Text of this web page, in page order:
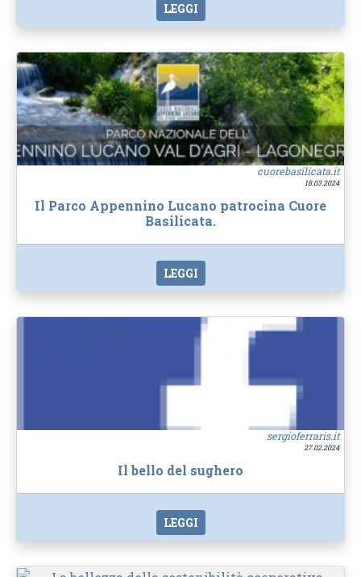
LEGGI
cuorebasilicata.it
18.03.2024
Il Parco Appennino Lucano patrocina Cuore
Basilicata.
LEGGI
sergioferraris.it
27.02.2024
Il bello del sughero
LEGGI